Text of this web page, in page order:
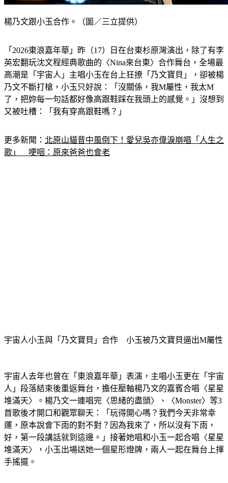
楊乃文跟小玉合作。（圖／三立提供）
「2026東浪嘉年華」昨（17）日在台東杉原灣演出，除了有李
英宏翻玩沈文程經典歌曲的〈Nina來台東〉合作舞台，全場最
高潮是「宇宙人」主唱小玉在台上狂撩「乃文寶貝」，卻被楊
乃文不斷打槍，小玉只好說：「沒關係，我M屬性，我太M
了，把妳每一句話都好像高跟鞋踩在我頭上的感覺。」沒想到
又被吐槽：「我有穿高跟鞋嗎？」
更多新聞： 北原山貓昔中風倒下！愛兒吳亦偉淚崩唱「人生之
歌」　哽咽：原來爸爸也會老
宇宙人小玉與「乃文寶貝」合作　小玉被乃文寶貝逼出M屬性
宇宙人去年也曾在「東浪嘉年華」表演，主唱小玉更在「宇宙
人」段落結束後重返舞台，擔任壓軸楊乃文的嘉賓合唱〈星星
堆滿天〉。楊乃文一連唱完〈思緒的盡頭〉、〈Monster〉等3
首歌後才開口和觀眾聊天：「玩得開心嗎？我們今天非常幸
運，原本說會下雨的對不對？因為我來了，所以沒有下雨，
好，第一段講話就到這邊。」接著她唱和小玉一起合唱〈星星
堆滿天〉，小玉出場送她一個星形燈牌，兩人一起在舞台上揮
手搖擺。